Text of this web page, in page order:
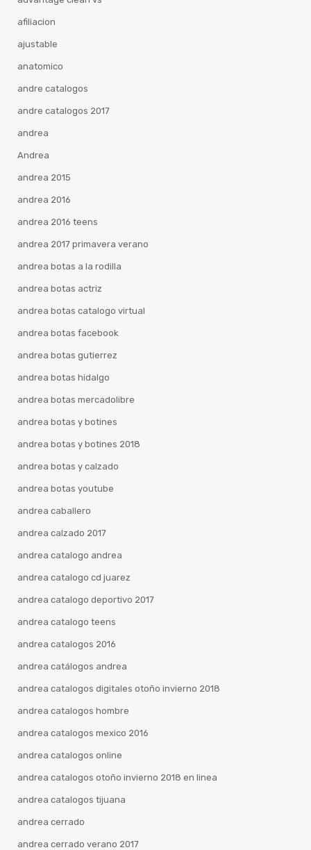
afiliacion
ajustable
anatomico
andre catalogos
andre catalogos 2017
andrea
Andrea
andrea 2015
andrea 2016
andrea 2016 teens
andrea 2017 primavera verano
andrea botas a la rodilla
andrea botas actriz
andrea botas catalogo virtual
andrea botas facebook
andrea botas gutierrez
andrea botas hidalgo
andrea botas mercadolibre
andrea botas y botines
andrea botas y botines 2018
andrea botas y calzado
andrea botas youtube
andrea caballero
andrea calzado 2017
andrea catalogo andrea
andrea catalogo cd juarez
andrea catalogo deportivo 2017
andrea catalogo teens
andrea catalogos 2016
andrea catálogos andrea
andrea catalogos digitales otoño invierno 2018
andrea catalogos hombre
andrea catalogos mexico 2016
andrea catalogos online
andrea catalogos otoño invierno 2018 en linea
andrea catalogos tijuana
andrea cerrado
andrea cerrado verano 2017